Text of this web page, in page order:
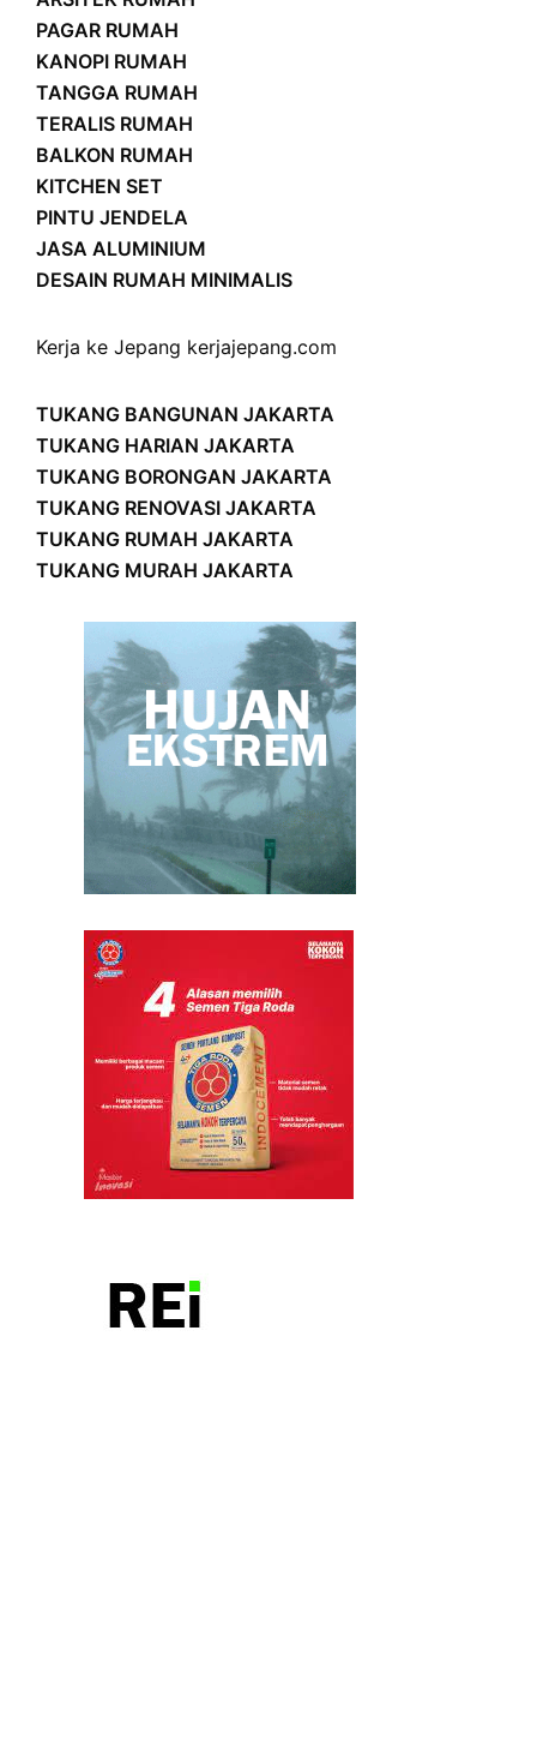
PAGAR RUMAH
KANOPI RUMAH
TANGGA RUMAH
TERALIS RUMAH
BALKON RUMAH
KITCHEN SET
PINTU JENDELA
JASA ALUMINIUM
DESAIN RUMAH MINIMALIS
Kerja ke Jepang kerjajepang.com
TUKANG BANGUNAN JAKARTA
TUKANG HARIAN JAKARTA
TUKANG BORONGAN JAKARTA
TUKANG RENOVASI JAKARTA
TUKANG RUMAH JAKARTA
TUKANG MURAH JAKARTA